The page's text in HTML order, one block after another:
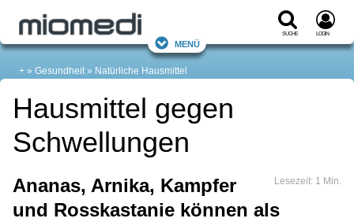
Suche Login
Menü
+ Gesundheit Natürliche Hausmittel
Hausmittel gegen
Schwellungen
Lesezeit: 1 Min.
Ananas, Arnika, Kampfer
und Rosskastanie können als